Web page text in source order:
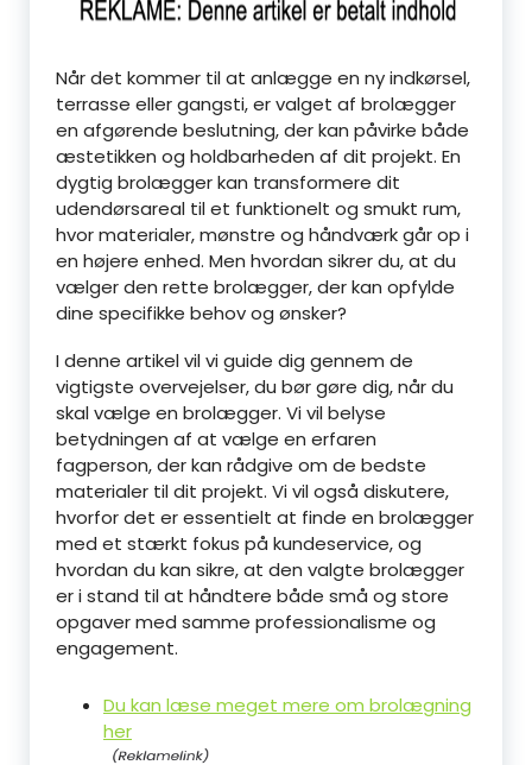
Når det kommer til at anlægge en ny indkørsel,
terrasse eller gangsti, er valget af brolægger
en afgørende beslutning, der kan påvirke både
æstetikken og holdbarheden af dit projekt. En
dygtig brolægger kan transformere dit
udendørsareal til et funktionelt og smukt rum,
hvor materialer, mønstre og håndværk går op i
en højere enhed. Men hvordan sikrer du, at du
vælger den rette brolægger, der kan opfylde
dine specifikke behov og ønsker?
I denne artikel vil vi guide dig gennem de
vigtigste overvejelser, du bør gøre dig, når du
skal vælge en brolægger. Vi vil belyse
betydningen af at vælge en erfaren
fagperson, der kan rådgive om de bedste
materialer til dit projekt. Vi vil også diskutere,
hvorfor det er essentielt at finde en brolægger
med et stærkt fokus på kundeservice, og
hvordan du kan sikre, at den valgte brolægger
er i stand til at håndtere både små og store
opgaver med samme professionalisme og
engagement.
Du kan læse meget mere om brolægning
her